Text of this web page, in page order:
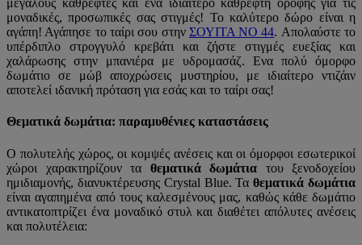
μεγάλους καθρέφτες και ένα ιδιαίτερο καθρέφτη οροφής για τις
μοναδικές, προσωπικές σας στιγμές! Το καλύτερο δώρο είναι η
αγάπη! Αγάπησε το ταίρι σου στην ΣΟΥΙΤΑ NO 44. Απολαύστε το
υπέρδιπλο στρογγυλό κρεβάτι και ζήστε στιγμές ευεξίας και
χαλάρωσης στην μπανιέρα με υδρομασάζ. Ενα πολύ όμορφο
δωμάτιο σε μώβ αποχρώσεις μυστηρίου, με ιδιαίτερο ντιζάιν
αποτελεί ιδανική πρόταση για εσάς και το ταίρι σας!
Θεματικά δωμάτια: παραμυθένιες καταστάσεις
Ο πολυτελής χώρος, οι κομψές ανέσεις και οι όμορφοι εσωτερικοί
χώροι χαρακτηρίζουν τα θεματικά δωμάτια του ξενοδοχείου
ημιδιαμονής, διανυκτέρευσης Crystal Blue. Ταθεματικά δωμάτια
είναι αγαπημένα από τους καλεσμένους μας, καθώς κάθε δωμάτιο
αντικατοπτρίζει ένα μοναδικό στυλ και διαθέτει απόλυτες ανέσεις
και πολυτέλεια: